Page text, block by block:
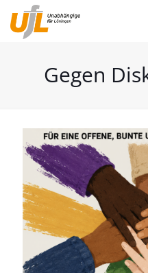
Gegen